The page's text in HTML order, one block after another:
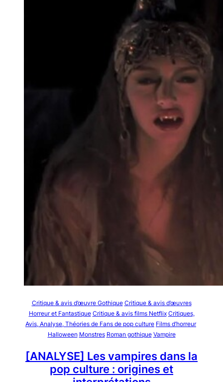
Critique & avis d’œuvre Gothique Critique & avis d’œuvres
Horreur et Fantastique Critique & avis films Netflix Critiques,
Avis, Analyse, Théories de Fans de pop culture Films d’horreur
Halloween Monstres Roman gothique Vampire
[ANALYSE] Les vampires dans la
pop culture : origines et